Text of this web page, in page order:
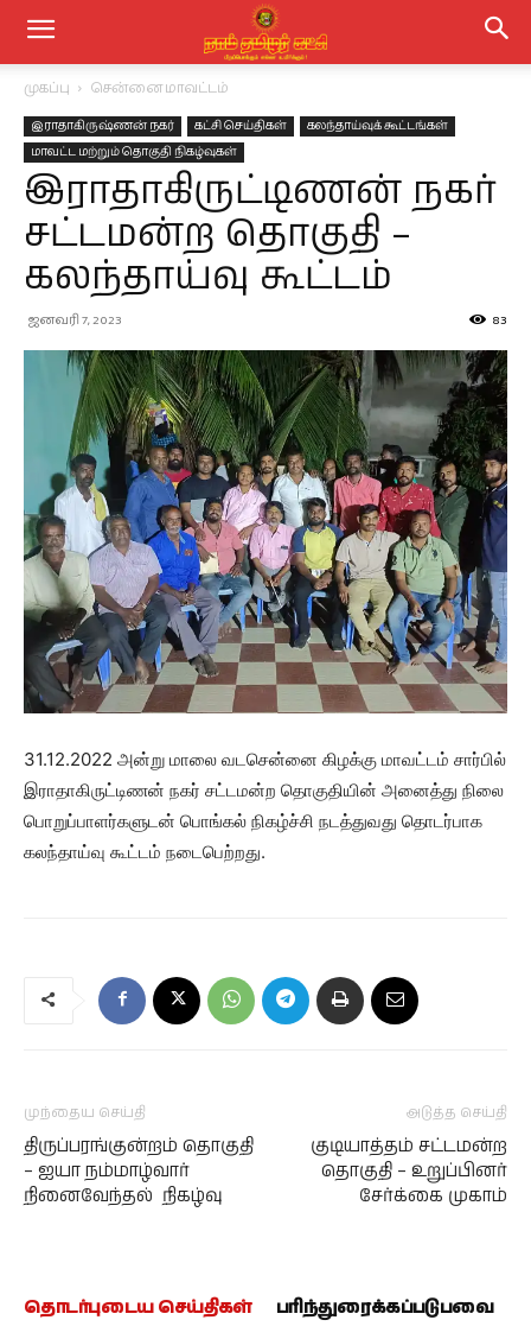
முகப்பு சென்னை மாவட்டம்
இராதாகிருஷ்ணன் நகர் கட்சி செய்திகள்
கலந்தாய்வுக் கூட்டங்கள்
மாவட்ட மற்றும் தொகுதி நிகழ்வுகள்
இராதாகிருட்டிணன் நகர்
சட்டமன்ற தொகுதி –
கலந்தாய்வு கூட்டம்
ஜனவரி 7, 2023 83
31.12.2022 அன்று மாலை வடசென்னை கிழக்கு மாவட்டம் சார்பில்
இராதாகிருட்டிணன் நகர் சட்டமன்ற தொகுதியின் அனைத்து நிலை
பொறுப்பாளர்களுடன் பொங்கல் நிகழ்ச்சி நடத்துவது தொடர்பாக
கலந்தாய்வு கூட்டம் நடைபெற்றது.
முந்தைய செய்தி
திருப்பரங்குன்றம் தொகுதி
– ஐயா நம்மாழ்வார்
நினைவேந்தல் நிகழ்வு
அடுத்த செய்தி
குடியாத்தம் சட்டமன்ற
தொகுதி – உறுப்பினர்
சேர்க்கை முகாம்
தொடர்புடைய செய்திகள் பரிந்துரைக்கப்படுபவை